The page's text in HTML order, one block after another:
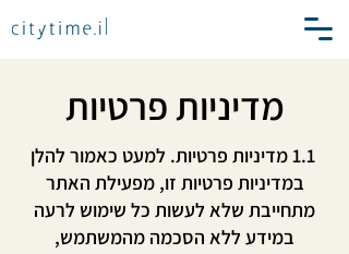
מדיניות פרטיות
1.1 מדיניות פרטיות. למעט כאמור להלן
במדיניות פרטיות זו, מפעילת האתר
מתחייבת שלא לעשות כל שימוש לרעה
במידע ללא הסכמה מהמשתמש,